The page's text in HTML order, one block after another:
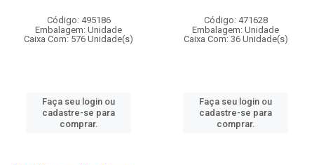
Código: 495186
Embalagem: Unidade
Caixa Com: 576 Unidade(s)
Faça seu login ou
cadastre-se para
comprar.
Código: 471628
Embalagem: Unidade
Caixa Com: 36 Unidade(s)
Faça seu login ou
cadastre-se para
comprar.